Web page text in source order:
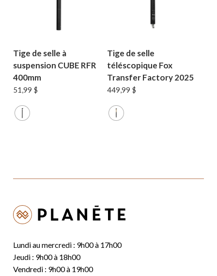
Tige de selle à
suspension CUBE RFR
400mm
51,99 $
Tige de selle
téléscopique Fox
Transfer Factory 2025
449,99 $
Lundi au mercredi : 9h00 à 17h00
Jeudi : 9h00 à 18h00
Vendredi : 9h00 à 19h00